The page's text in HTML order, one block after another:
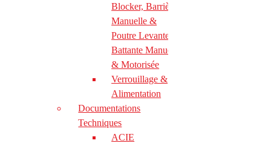
Blocker, Barrière
Manuelle &
Poutre Levante ou
Battante Manuelle
& Motorisée
Verrouillage &
Alimentation
Documentations
Techniques
ACIE